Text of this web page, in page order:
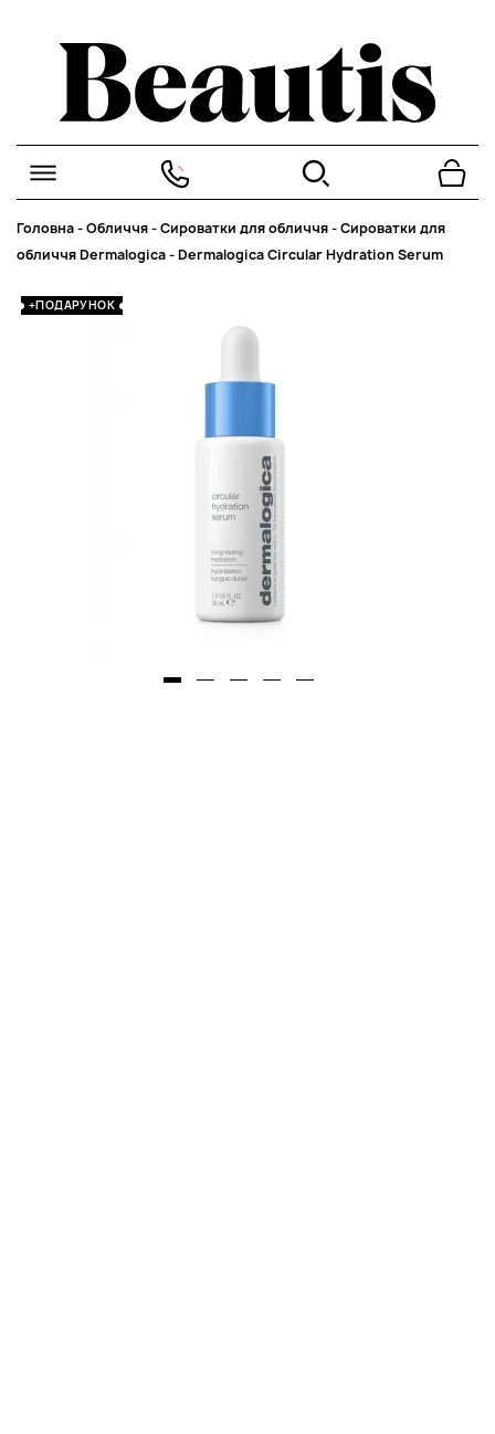
Головна-Обличчя-Сироватки для обличчя-Сироватки для
обличчя Dermalogica-Dermalogica Circular Hydration Serum
+ПОДАРУНОК